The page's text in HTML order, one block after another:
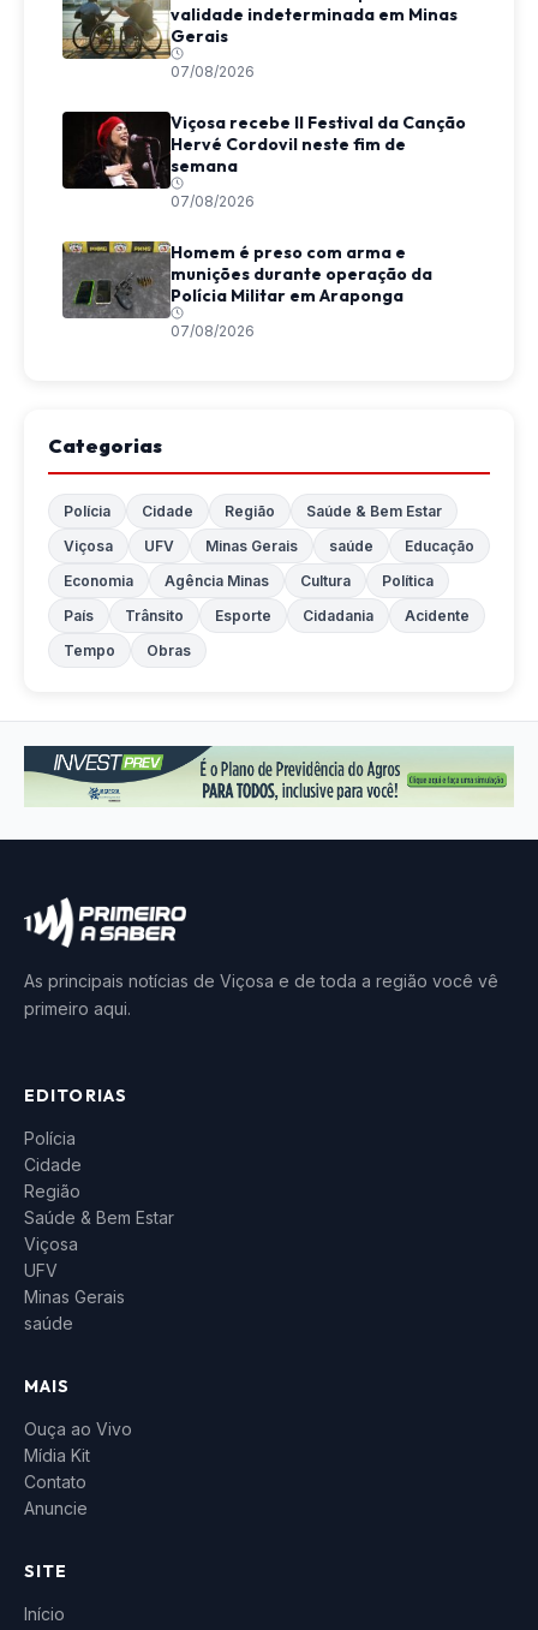
validade indeterminada em Minas
Gerais
07/08/2026
Viçosa recebe II Festival da Canção
Hervé Cordovil neste fim de
semana
07/08/2026
Homem é preso com arma e
munições durante operação da
Polícia Militar em Araponga
07/08/2026
Categorias
Polícia Cidade Região
Saúde & Bem Estar
Viçosa
UFV Minas Gerais saúde
Educação
Economia
Agência Minas Cultura
Política
País
Trânsito Esporte Cidadania
Acidente
Tempo
Obras
As principais notícias de Viçosa e de toda a região você vê
primeiro aqui.
EDITORIAS
Polícia
Cidade
Região
Saúde & Bem Estar
Viçosa
UFV
Minas Gerais
saúde
MAIS
Ouça ao Vivo
Mídia Kit
Contato
Anuncie
SITE
Início